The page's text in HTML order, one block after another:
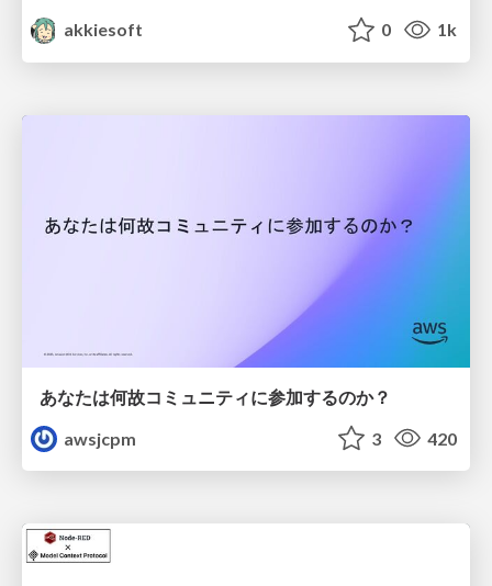
akkiesoft
0 1k
あなたは何故コミュニティに参加するのか？
awsjcpm
3 420